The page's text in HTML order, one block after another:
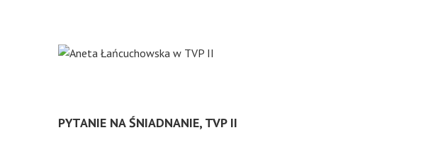
PYTANIE NA ŚNIADNANIE, TVP II